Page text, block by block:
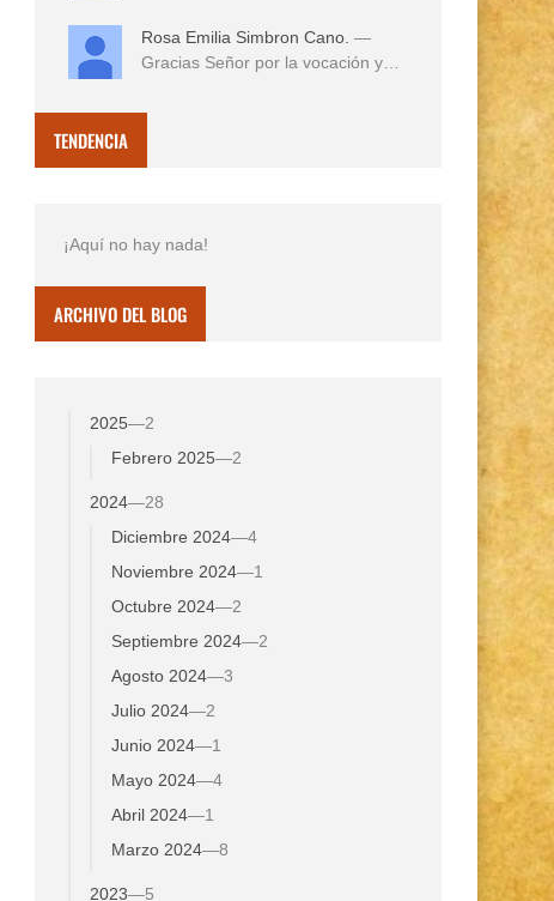
Rosa Emilia Simbron Cano. —
Gracias Señor por la vocación y
TENDENCIA
¡Aquí no hay nada!
ARCHIVO DEL BLOG
2025—2
Febrero 2025—2
2024—28
Diciembre 2024—4
Noviembre 2024—1
Octubre 2024—2
Septiembre 2024—2
Agosto 2024—3
Julio 2024—2
Junio 2024—1
Mayo 2024—4
Abril 2024—1
Marzo 2024—8
2023—5